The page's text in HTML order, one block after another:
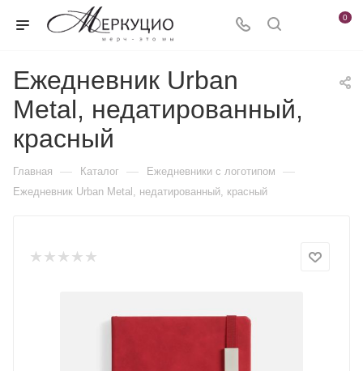
0
Ежедневник Urban
Metal, недатированный,
красный
Главная — Каталог — Ежедневники c логотипом —
Ежедневник Urban Metal, недатированный, красный